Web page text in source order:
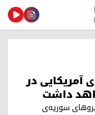
آمریکایی در
داشت
سوریه‌ی